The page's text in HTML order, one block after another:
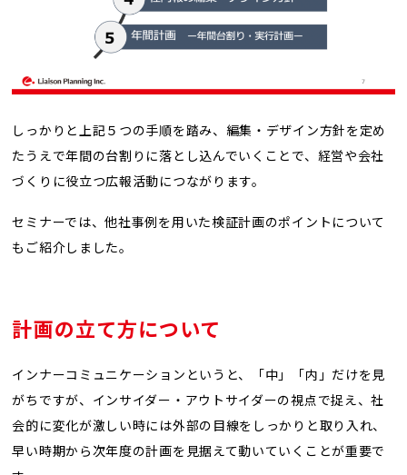
しっかりと上記５つの手順を踏み、編集・デザイン方針を定め
たうえで年間の台割りに落とし込んでいくことで、経営や会社
づくりに役立つ広報活動につながります。
セミナーでは、他社事例を用いた検証計画のポイントについて
もご紹介しました。
計画の立て方について
インナーコミュニケーションというと、「中」「内」だけを見
がちですが、インサイダー・アウトサイダーの視点で捉え、社
会的に変化が激しい時には外部の目線をしっかりと取り入れ、
早い時期から次年度の計画を見据えて動いていくことが重要で